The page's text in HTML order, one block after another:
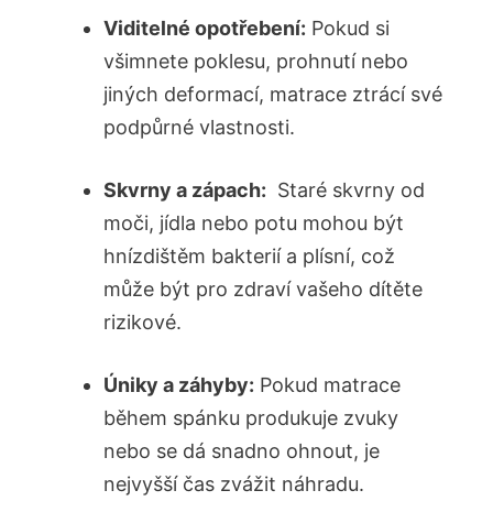
Viditelné opotřebení: Pokud si
všimnete poklesu, prohnutí nebo
jiných deformací, matrace ztrácí své
podpůrné vlastnosti.
Skvrny a zápach: ⁣ Staré skvrny od
‍moči, jídla nebo potu mohou‌ být
hnízdištěm bakterií a plísní, což
může být pro zdraví vašeho dítěte
rizikové.
Úniky a záhyby: Pokud matrace
během ‍spánku produkuje ​zvuky
nebo ⁢se dá snadno ohnout, je
nejvyšší čas zvážit náhradu.